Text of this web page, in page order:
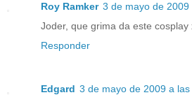
Roy Ramker 3 de mayo de 2009
Joder, que grima da este cosplay
Responder
Edgard 3 de mayo de 2009 a